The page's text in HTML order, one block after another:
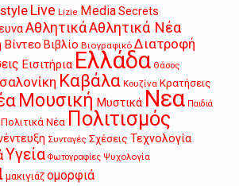
Live Lizie MediaSecrets
ΑθλητικάΑθλητικά Νέα
Βίντεο Βιβλίο Βιογραφικό Διατροφή
Εισιτήρια Ελλάδα Θάσος
Καβάλα Κουζίνα Κρατήσεις
Μουσική Μυστικά Νεα Παιδιά
Πολιτικά Νέα Πολιτισμός
Συνταγές Σχέσεις Τεχνολογία
Υγεία Φωτογραφίες Ψυχολογία
μακιγιάζ ομορφιά